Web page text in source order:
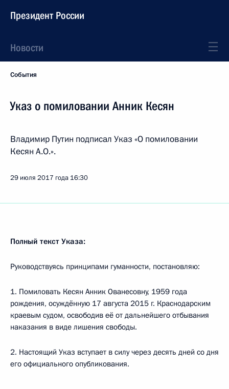
Президент России
Новости
События
Указ о помиловании Анник Кесян
Владимир Путин подписал Указ «О помиловании
Кесян А.О.».
29 июля 2017 года 16:30
Полный текст Указа:
Руководствуясь принципами гуманности, постановляю:
1. Помиловать Кесян Анник Ованесовну, 1959 года
рождения, осуждённую 17 августа 2015 г. Краснодарским
краевым судом, освободив её от дальнейшего отбывания
наказания в виде лишения свободы.
2. Настоящий Указ вступает в силу через десять дней со дня
его официального опубликования.